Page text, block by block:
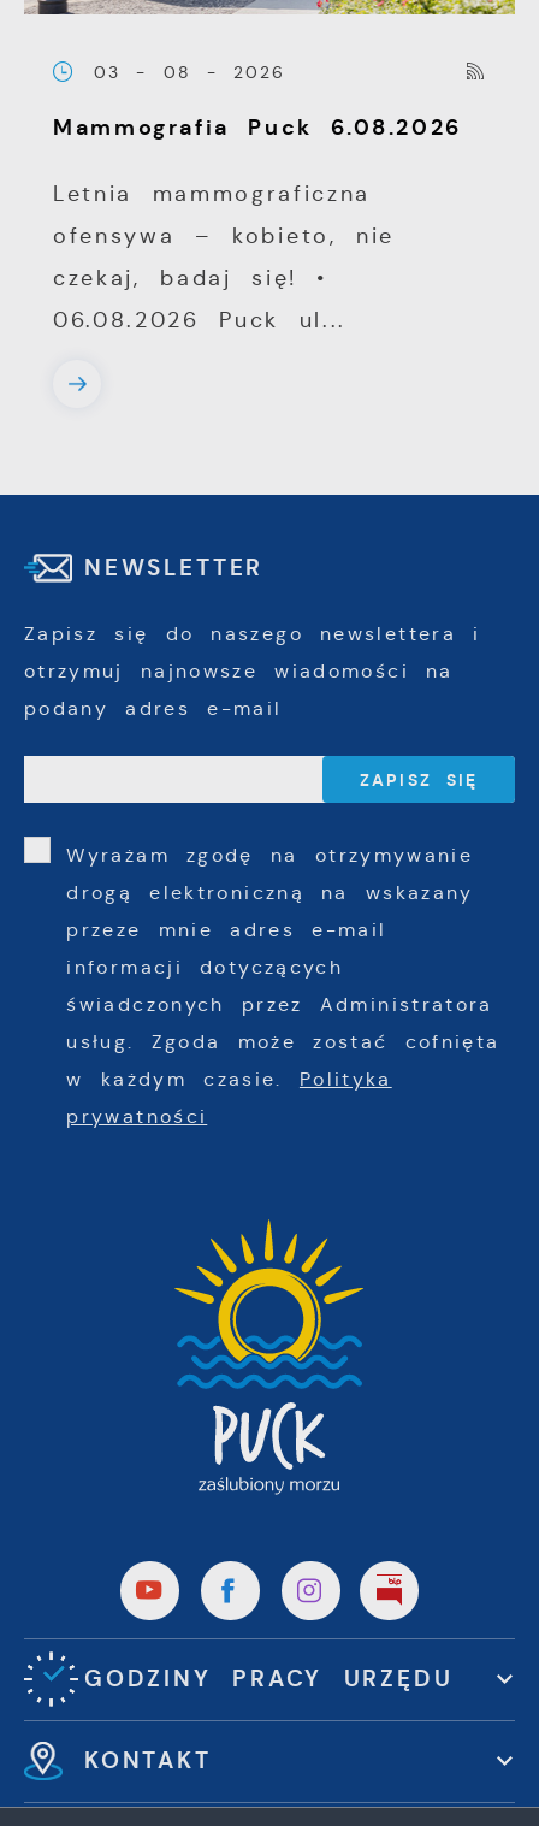
03 - 08 - 2026
Mammografia Puck 6.08.2026
Letnia mammograficzna
ofensywa – kobieto, nie
czekaj, badaj się! •
06.08.2026 Puck ul...
NEWSLETTER
Zapisz się do naszego newslettera i
otrzymuj najnowsze wiadomości na
podany adres e-mail
Wyrażam zgodę na otrzymywanie
drogą elektroniczną na wskazany
przeze mnie adres e-mail
informacji dotyczących
świadczonych przez Administratora
usług. Zgoda może zostać cofnięta
w każdym czasie. Polityka
prywatności
GODZINY PRACY URZĘDU
KONTAKT